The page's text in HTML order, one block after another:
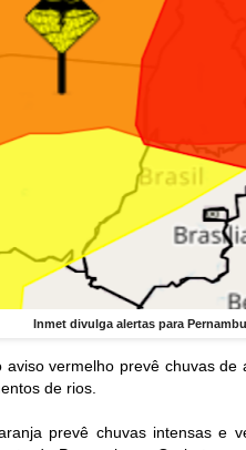
Inmet divulga alertas para
aviso vermelho prevê chuvas
de rios.
prevê chuvas intensas e